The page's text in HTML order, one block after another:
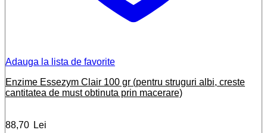
Adauga la lista de favorite
Enzime Essezym Clair 100 gr (pentru struguri albi, creste
cantitatea de must obtinuta prin macerare)
88,70 Lei